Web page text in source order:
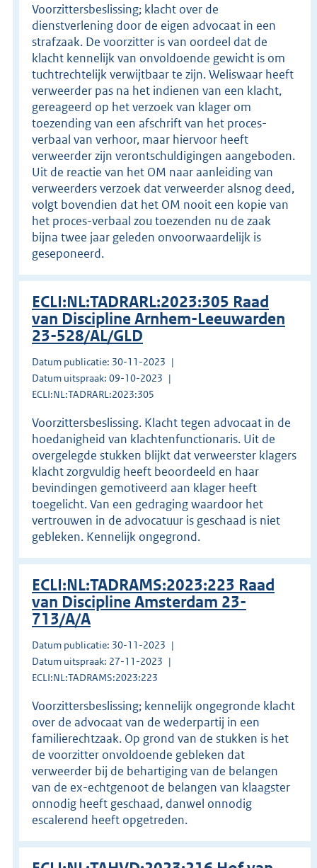
Voorzittersbeslissing; klacht over de
dienstverlening door de eigen advocaat in een
strafzaak. De voorzitter is van oordeel dat de
klacht kennelijk van onvoldoende gewicht is om
tuchtrechtelijk verwijtbaar te zijn. Weliswaar heeft
verweerder pas na het indienen van een klacht,
gereageerd op het verzoek van klager om
toezending van een afschrift van het proces-
verbaal van verhoor, maar hiervoor heeft
verweerder zijn verontschuldigingen aangeboden.
Uit de reactie van het OM naar aanleiding van
verweerders verzoek dat verweerder alsnog deed,
volgt bovendien dat het OM nooit een kopie van
het proces-verbaal zou toezenden nu de zaak
bijna twee jaar geleden onvoorwaardelijk is
geseponeerd.
ECLI:NL:TADRARL:2023:305 Raad
van Discipline Arnhem-Leeuwarden
23-528/AL/GLD
Datum publicatie: 30-11-2023
Datum uitspraak: 09-10-2023
ECLI:NL:TADRARL:2023:305
Voorzittersbeslissing. Klacht tegen advocaat in de
hoedanigheid van klachtenfunctionaris. Uit de
overgelegde stukken blijkt dat verweerster klagers
klacht zorgvuldig heeft beoordeeld en haar
bevindingen gemotiveerd aan klager heeft
toegelicht. Van een gedraging waardoor het
vertrouwen in de advocatuur is geschaad is niet
gebleken. Kennelijk ongegrond.
ECLI:NL:TADRAMS:2023:223 Raad
van Discipline Amsterdam 23-
713/A/A
Datum publicatie: 30-11-2023
Datum uitspraak: 27-11-2023
ECLI:NL:TADRAMS:2023:223
Voorzittersbeslissing; kennelijk ongegronde klacht
over de advocaat van de wederpartij in een
familierechtzaak. Op grond van de stukken is het
de voorzitter onvoldoende gebleken dat
verweerder bij de behartiging van de belangen
van de ex-echtgenoot de belangen van klaagster
onnodig heeft geschaad, danwel onnodig
escalerend heeft opgetreden.